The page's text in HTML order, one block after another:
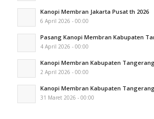
Kanopi Membran Jakarta Pusat th 2026
6 April 2026 - 00:00
Pasang Kanopi Membran Kabupaten
4 April 2026 - 00:00
Kanopi Membran Kabupaten
2 April 2026 - 00:00
Kanopi Membran Kabupaten
31 Maret 2026 - 00:00